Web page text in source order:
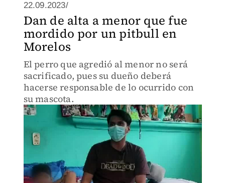
22.09.2023/
Dan de alta a menor que fue
mordido por un pitbull en
Morelos
El perro que agredió al menor no será
sacrificado, pues su dueño deberá
hacerse responsable de lo ocurrido con
su mascota.